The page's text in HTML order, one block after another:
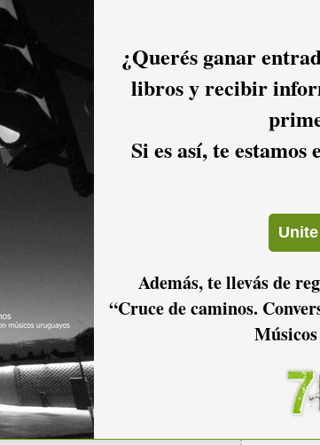
2010
2005 2004
¿Querés ganar
libros y recibir
Si es así, te estamos
Además, te llevás de
“Cruce de caminos.